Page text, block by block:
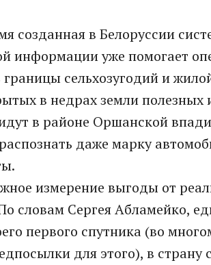
созданная в Белоруссии
информации уже помогает
границы сельхозугодий и
в недрах земли
в районе Оршанской
даже марку
измерение выгоды от
словам Сергея Абламейко,
первого спутника (во
для этого), в страну